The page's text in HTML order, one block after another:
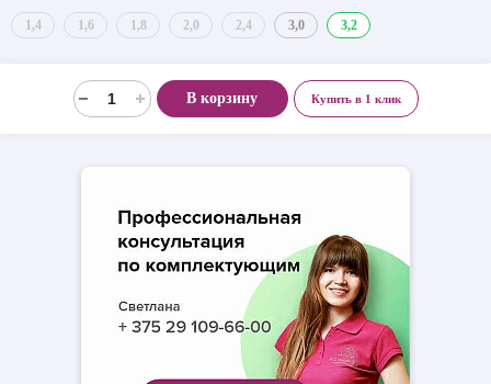
1,4 1,6 1,8 2,0 2,4 3,0 3,2
В корзину Купить в 1 клик